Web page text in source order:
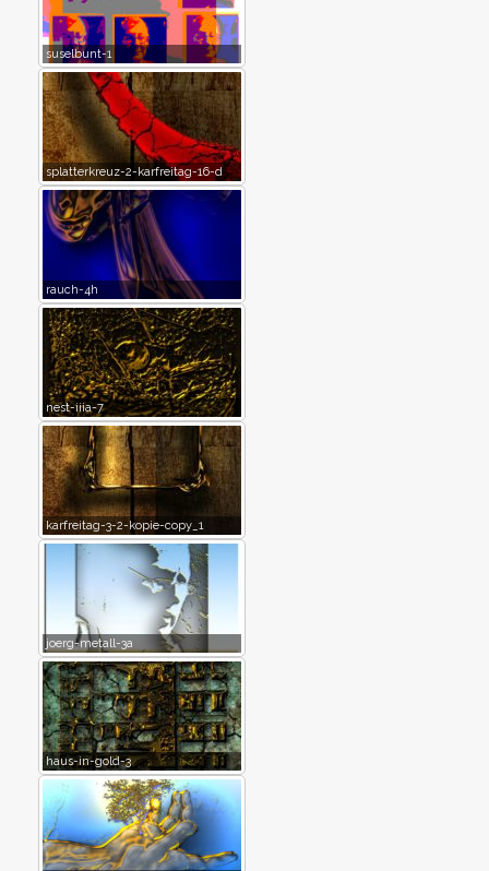
suselbunt-1
splatterkreuz-2-karfreitag-16-d
rauch-4h
nest-iiia-7
karfreitag-3-2-kopie-copy_1
joerg-metall-3a
haus-in-gold-3